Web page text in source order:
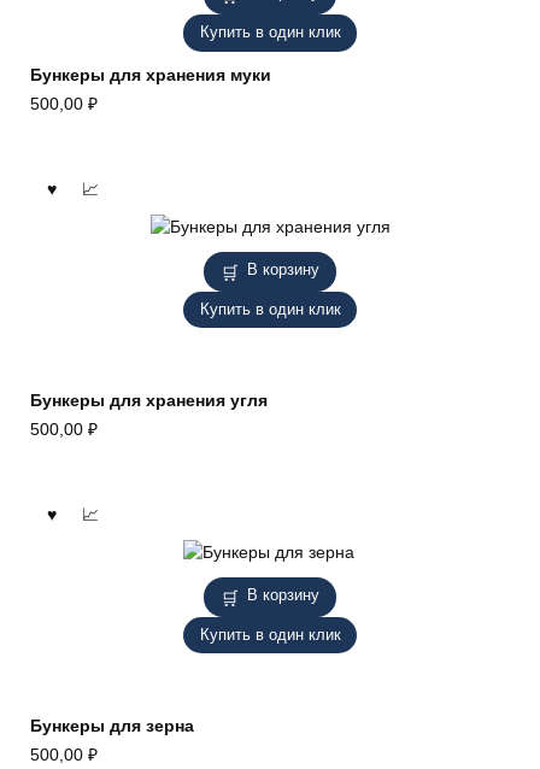
Купить в один клик
Бункеры для хранения муки
500,00 ₽
В корзину
Купить в один клик
Бункеры для хранения угля
500,00 ₽
В корзину
Купить в один клик
Бункеры для зерна
500,00 ₽